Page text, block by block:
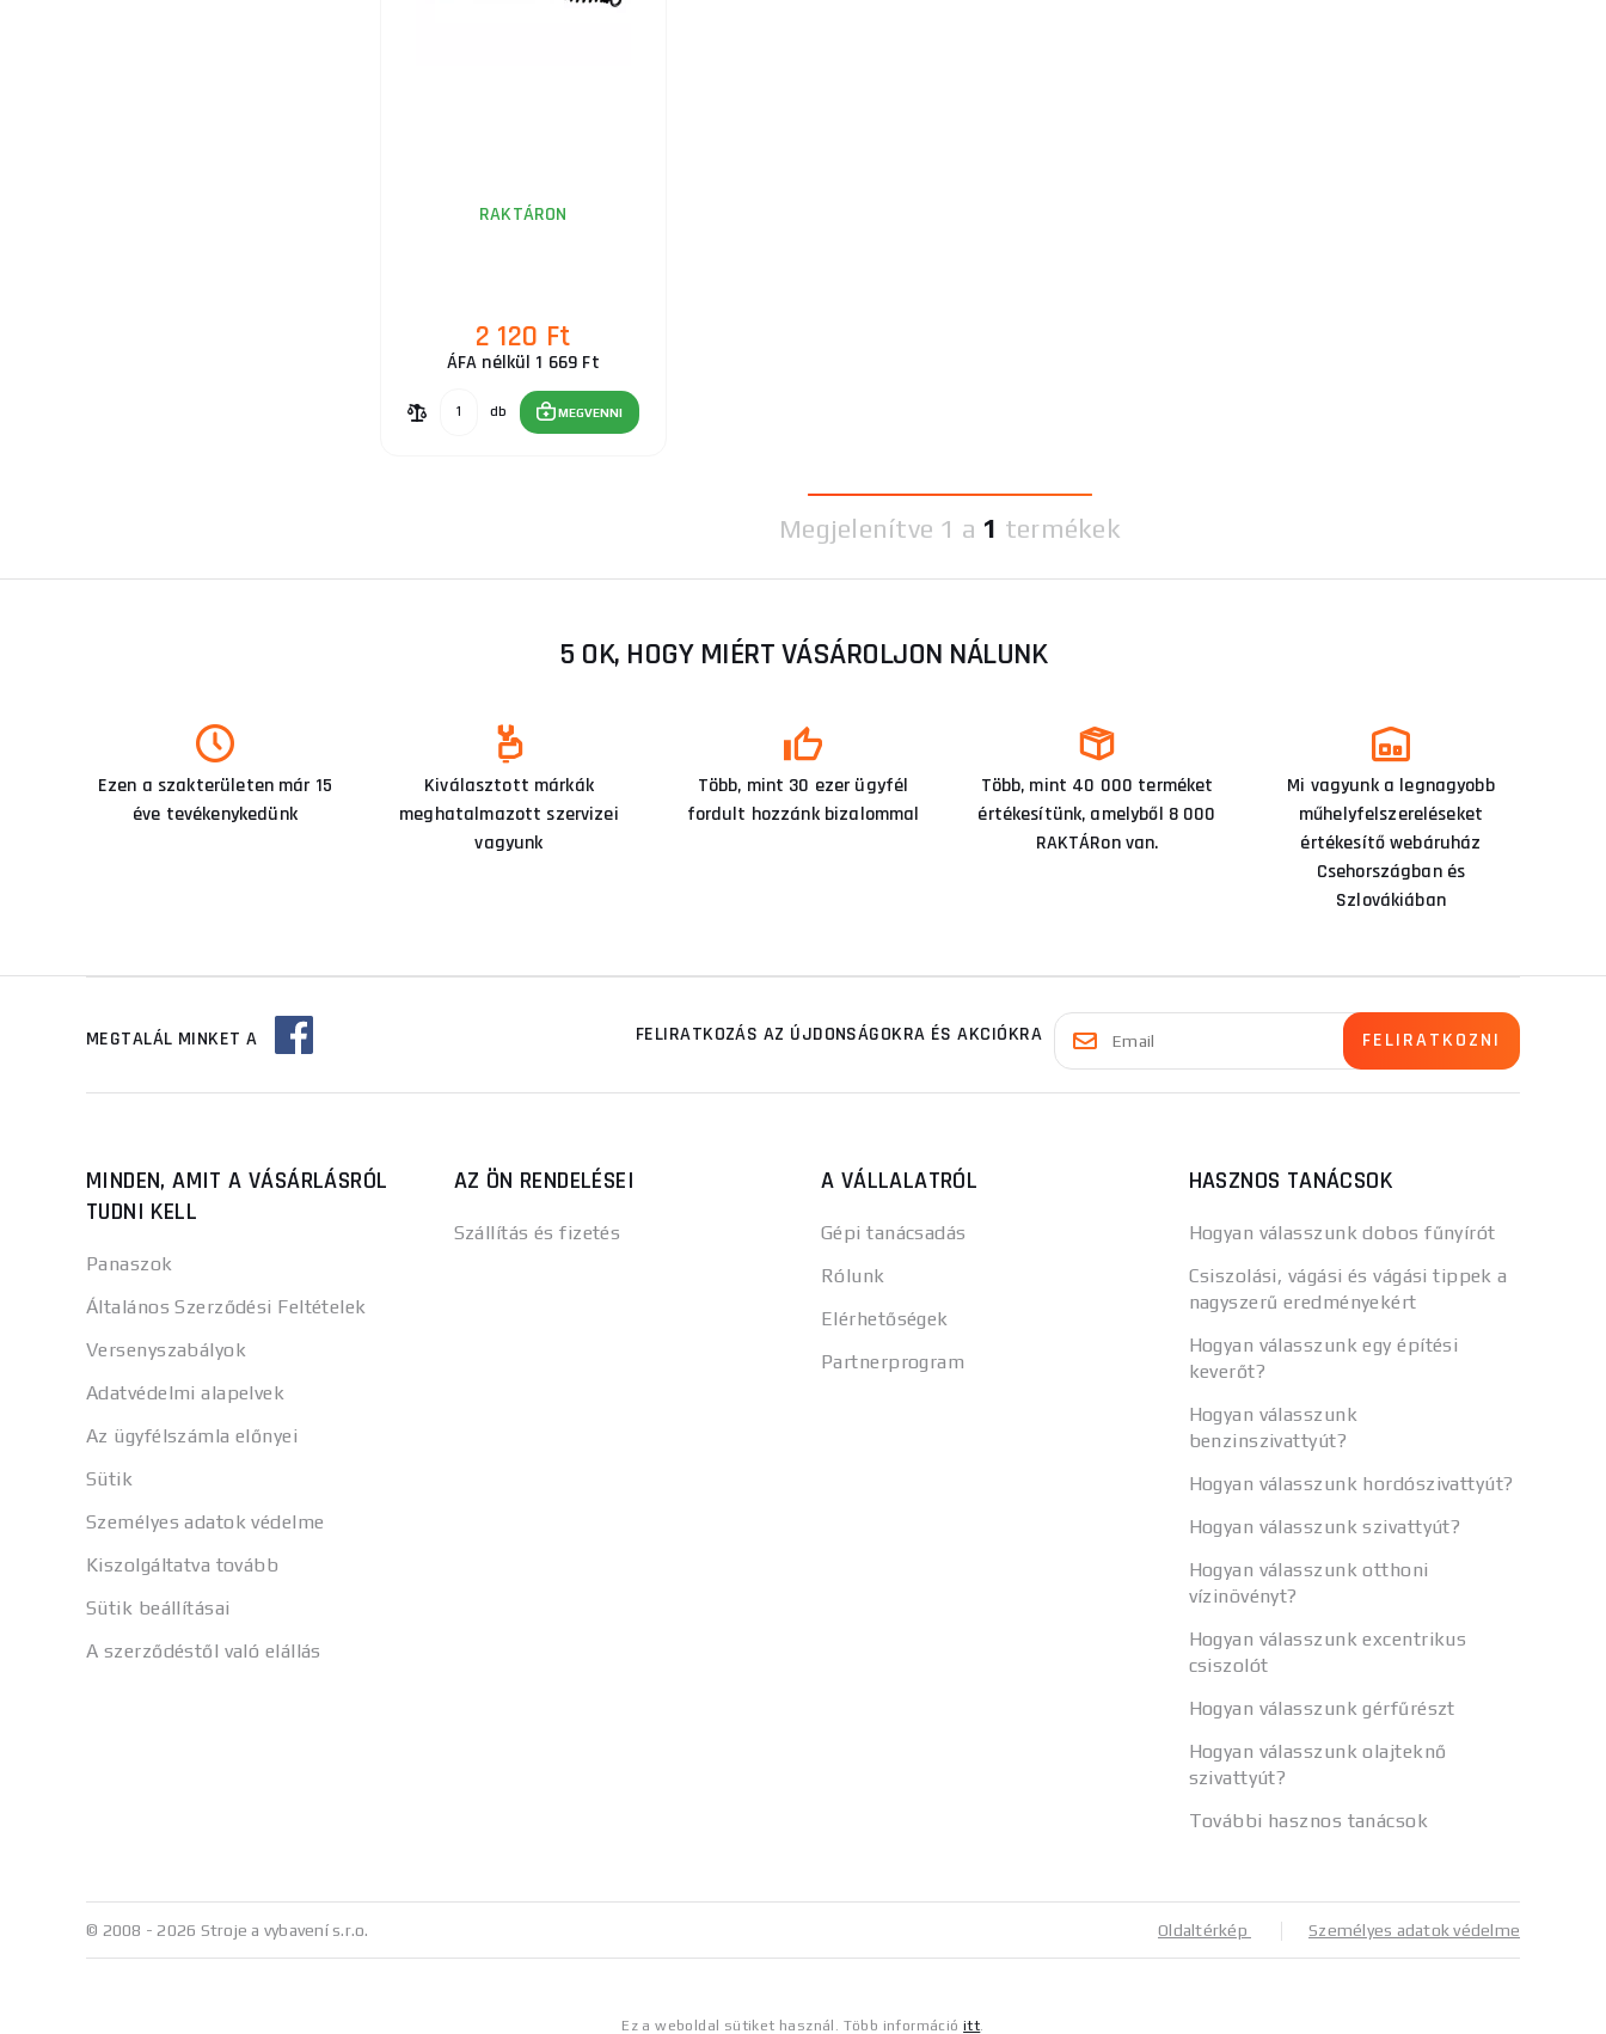
RAKTÁRON
2 120 Ft
ÁFA nélkül 1 669 Ft
db MEGVENNI
Megjelenítve 1 a 1 termékek
5 OK, HOGY MIÉRT VÁSÁROLJON NÁLUNK
Ezen a szakterületen már 15
éve tevékenykedünk
Kiválasztott márkák
meghatalmazott szervizei
vagyunk
Több, mint 30 ezer ügyfél
fordult hozzánk bizalommal
Több, mint 40 000 terméket
értékesítünk, amelyből 8 000
RAKTÁRon van.
Mi vagyunk a legnagyobb
műhelyfelszereléseket
értékesítő webáruház
Csehországban és
Szlovákiában
MEGTALÁL MINKET A FELIRATKOZÁS AZ ÚJDONSÁGOKRA ÉS AKCIÓKRA
MINDEN, AMIT A VÁSÁRLÁSRÓL
TUDNI KELL
Panaszok
Általános Szerződési Feltételek
Versenyszabályok
Adatvédelmi alapelvek
Az ügyfélszámla előnyei
Sütik
Személyes adatok védelme
Kiszolgáltatva tovább
Sütik beállításai
A szerződéstől való elállás
AZ ÖN RENDELÉSEI
Szállítás és fizetés
A VÁLLALATRÓL
Gépi tanácsadás
Rólunk
Elérhetőségek
Partnerprogram
HASZNOS TANÁCSOK
Hogyan válasszunk dobos fűnyírót
Csiszolási, vágási és vágási tippek a
nagyszerű eredményekért
Hogyan válasszunk egy építési
keverőt?
Hogyan válasszunk
benzinszivattyút?
Hogyan válasszunk hordószivattyút?
Hogyan válasszunk szivattyút?
Hogyan válasszunk otthoni
vízinövényt?
Hogyan válasszunk excentrikus
csiszolót
Hogyan válasszunk gérfűrészt
Hogyan válasszunk olajteknő
szivattyút?
További hasznos tanácsok
© 2008 - 2026 Stroje a vybavení s.r.o. Oldaltérkép Személyes adatok védelme
Ez a weboldal sütiket használ. Több információitt.